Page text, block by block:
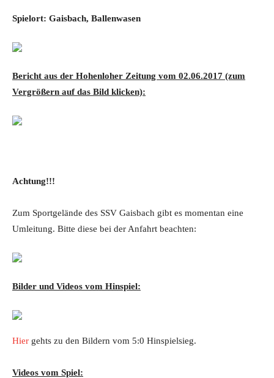
Spielort: Gaisbach, Ballenwasen
Bericht aus der Hohenloher Zeitung vom 02.06.2017 (zum
Vergrößern auf das Bild klicken):
Achtung!!!
Zum Sportgelände des SSV Gaisbach gibt es momentan eine
Umleitung. Bitte diese bei der Anfahrt beachten:
Bilder und Videos vom Hinspiel:
Hier gehts zu den Bildern vom 5:0 Hinspielsieg.
Videos vom Spiel: